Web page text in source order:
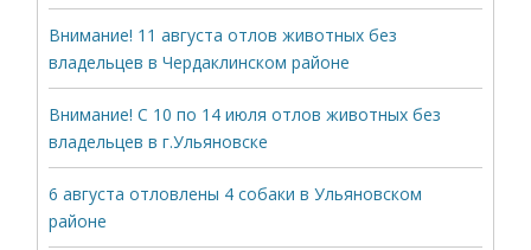
Внимание! 11 августа отлов животных без
владельцев в Чердаклинском районе
Внимание! С 10 по 14 июля отлов животных без
владельцев в г.Ульяновске
6 августа отловлены 4 собаки в Ульяновском
районе